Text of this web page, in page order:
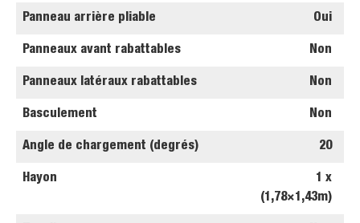
Panneau arrière pliable Oui
Panneaux avant rabattables Non
Panneaux latéraux rabattables Non
Basculement Non
Angle de chargement (degrés) 20
Hayon
1 x
(1,78×1,43m)